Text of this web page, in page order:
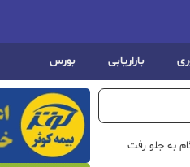
بازاریابی بورس
به جلو رفت